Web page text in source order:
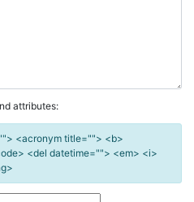
attributes:
<acronym title=""> <b>
<del datetime=""> <em> <i>